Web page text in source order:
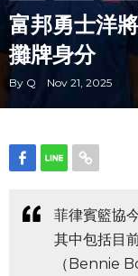
富邦勇士洋
攤牌身分
By Q Nov 21, 2025
菲律賓籃協
其中包括目
（Bennie